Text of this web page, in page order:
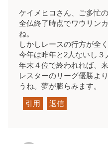
ケイメヒコさん、ご多忙
全仏終了時点でワウリン
ね。
しかしレースの行方が全
今年は昨年と2人ないし３
年末４位で終われれば、
レスターのリーグ優勝よ
うね。夢が膨らみます。
引用 返信